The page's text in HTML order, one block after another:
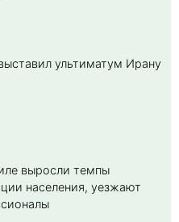
ультиматум Ирану
выросли темпы
населения, уезжают